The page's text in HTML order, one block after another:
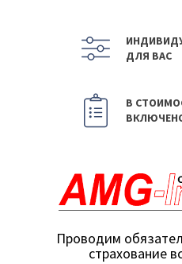
ДЛЯ ВАС
В
Проводим
страхование